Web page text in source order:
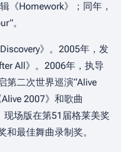
《Homework》；同年，
。
》。2005年，发
All》。2006年，执导
第二次世界巡演“Alive
2007》和歌曲
现场版在第51届格莱美奖
最佳舞曲录制奖。